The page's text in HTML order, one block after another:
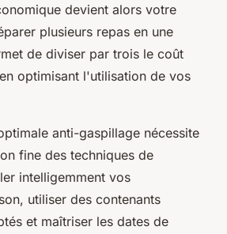
devient alors votre
plusieurs repas en une
de diviser par trois le coût
optimisant l'utilisation de vos
anti-gaspillage nécessite
fine des techniques de
intelligemment vos
utiliser des contenants
et maîtriser les dates de